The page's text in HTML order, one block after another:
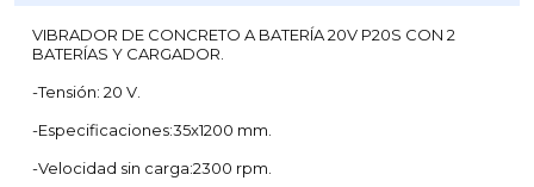
VIBRADOR DE CONCRETO A BATERÍA 20V P20S CON 2
BATERÍAS Y CARGADOR.
-Tensión: 20 V.
-Especificaciones:35x1200 mm.
-Velocidad sin carga:2300 rpm.